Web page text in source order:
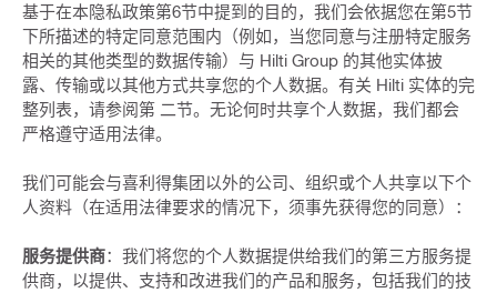
基于在本隐私政策第6节中提到的目的，我们会依据您在第5节
下所描述的特定同意范围内（例如，当您同意与注册特定服务
相关的其他类型的数据传输）与 Hilti Group 的其他实体披
露、传输或以其他方式共享您的个人数据。有关 Hilti 实体的完
整列表，请参阅第 二节。无论何时共享个人数据，我们都会
严格遵守适用法律。
我们可能会与喜利得集团以外的公司、组织或个人共享以下个
人资料（在适用法律要求的情况下，须事先获得您的同意）：
服务提供商：我们将您的个人数据提供给我们的第三方服务提
供商，以提供、支持和改进我们的产品和服务，包括我们的技